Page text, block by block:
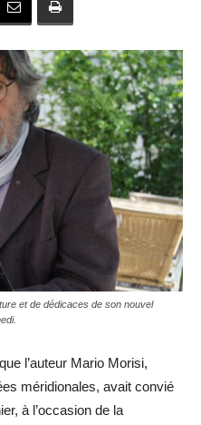
et de dédicaces de son nouvel
l’auteur Mario Morisi,
méridionales, avait convié
à l’occasion de la